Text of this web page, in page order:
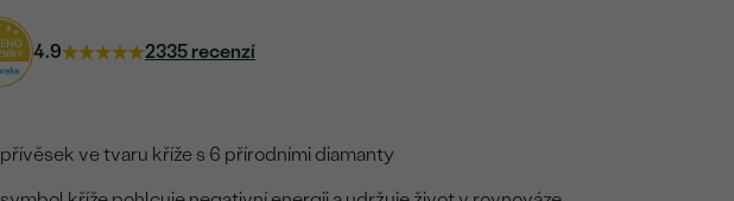
4.9 2335 recenzí
přívěsek ve tvaru kříže s 6 přírodními diamanty